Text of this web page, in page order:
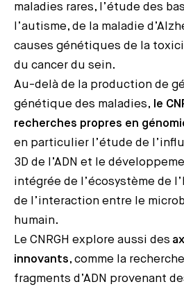
maladies rares, l’étude des
l’autisme, de la maladie
causes génétiques de la
du cancer du sein.
Au-delà de la production de
génétique des maladies, le
recherches propres en
en particulier l’étude de
3D de l’ADN et le
intégrée de l’écosystème de
de l’interaction entre le
humain.
Le CNRGH explore aussi des
innovants, comme la
fragments d’ADN provenant